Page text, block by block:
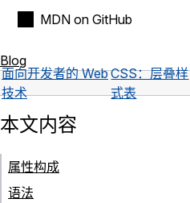
MDN on GitHub
Blog
面向开发者的 Web
技术
CSS：层叠样
式表
本文内容
属性构成
语法